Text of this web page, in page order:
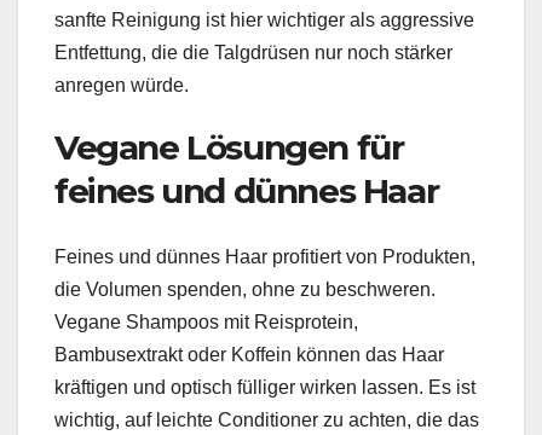
sanfte Reinigung ist hier wichtiger als aggressive
Entfettung, die die Talgdrüsen nur noch stärker
anregen würde.
Vegane Lösungen für
feines und dünnes Haar
Feines und dünnes Haar profitiert von Produkten,
die Volumen spenden, ohne zu beschweren.
Vegane Shampoos mit Reisprotein,
Bambusextrakt oder Koffein können das Haar
kräftigen und optisch fülliger wirken lassen. Es ist
wichtig, auf leichte Conditioner zu achten, die das